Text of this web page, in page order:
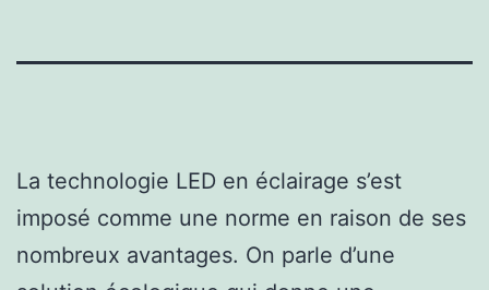
La technologie LED en éclairage s’est
imposé comme une norme en raison de ses
nombreux avantages. On parle d’une